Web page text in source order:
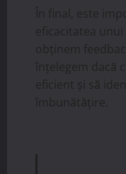
În final, este
eficacitatea unui
obținem
înțelegem dacă
eficient și să
îmbunătățire.